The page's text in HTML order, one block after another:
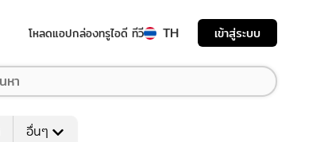
โหลดแอปกล่องทรูไอดี ทีวี TH เข้าสู่ระบบ
อื่นๆ